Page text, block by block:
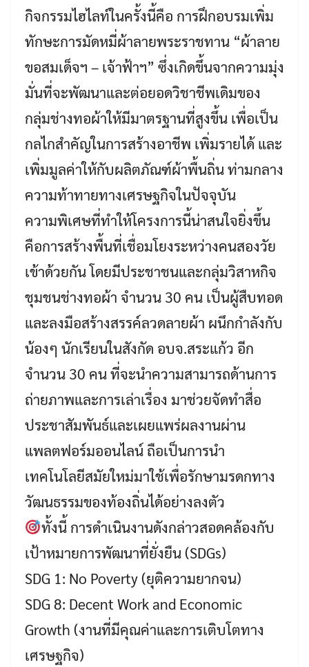
กิจกรรมไฮไลท์ในครั้งนี้คือ การฝึกอบรมเพิ่ม
ทักษะการมัดหมี่ผ้าลายพระราชทาน “ผ้าลาย
ขอสมเด็จฯ – เจ้าฟ้าฯ” ซึ่งเกิดขึ้นจากความมุ่ง
มั่นที่จะพัฒนาและต่อยอดวิชาชีพเดิมของ
กลุ่มช่างทอผ้าให้มีมาตรฐานที่สูงขึ้น เพื่อเป็น
กลไกสำคัญในการสร้างอาชีพ เพิ่มรายได้ และ
เพิ่มมูลค่าให้กับผลิตภัณฑ์ผ้าพื้นถิ่น ท่ามกลาง
ความท้าทายทางเศรษฐกิจในปัจจุบัน
ความพิเศษที่ทำให้โครงการนี้น่าสนใจยิ่งขึ้น
คือการสร้างพื้นที่เชื่อมโยงระหว่างคนสองวัย
เข้าด้วยกัน โดยมีประชาชนและกลุ่มวิสาหกิจ
ชุมชนช่างทอผ้า จำนวน 30 คน เป็นผู้สืบทอด
และลงมือสร้างสรรค์ลวดลายผ้า ผนึกกำลังกับ
น้องๆ นักเรียนในสังกัด อบจ.สระแก้ว อีก
จำนวน 30 คน ที่จะนำความสามารถด้านการ
ถ่ายภาพและการเล่าเรื่อง มาช่วยจัดทำสื่อ
ประชาสัมพันธ์และเผยแพร่ผลงานผ่าน
แพลตฟอร์มออนไลน์ ถือเป็นการนำ
เทคโนโลยีสมัยใหม่มาใช้เพื่อรักษามรดกทาง
วัฒนธรรมของท้องถิ่นได้อย่างลงตัว
ทั้งนี้ การดำเนินงานดังกล่าวสอดคล้องกับ
เป้าหมายการพัฒนาที่ยั่งยืน (SDGs)
SDG 1: No Poverty (ยุติความยากจน)
SDG 8: Decent Work and Economic
Growth (งานที่มีคุณค่าและการเติบโตทาง
เศรษฐกิจ)